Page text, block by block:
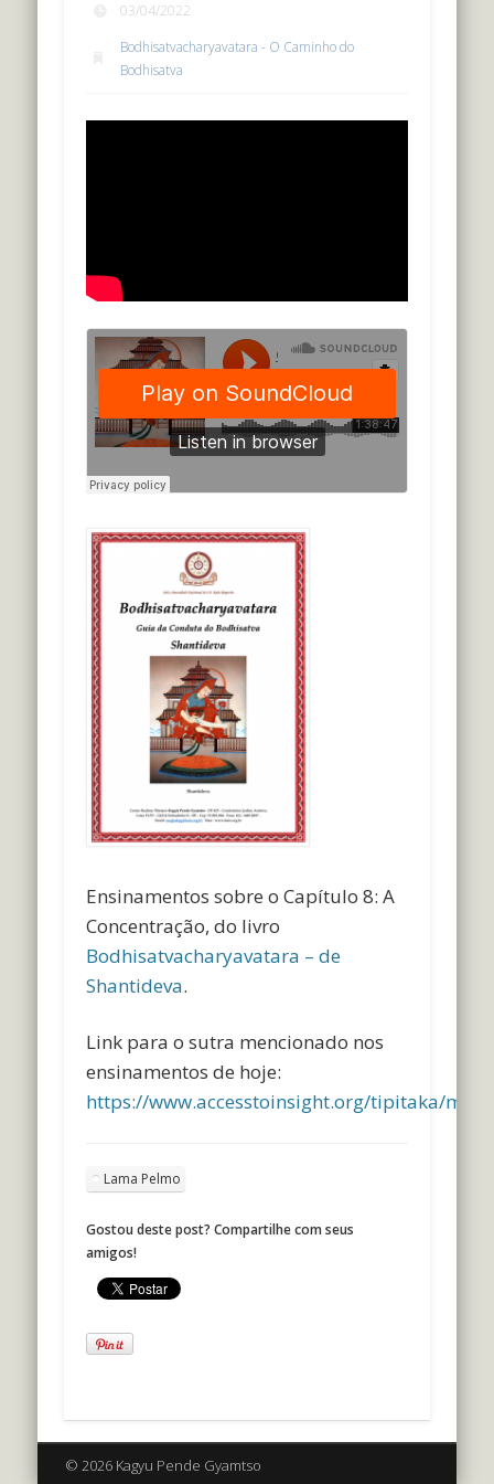
03/04/2022
Bodhisatvacharyavatara - O Caminho do
Bodhisatva
Ensinamentos sobre o Capítulo 8: A
Concentração, do livro
Bodhisatvacharyavatara – de
Shantideva.
Link para o sutra mencionado nos
ensinamentos de hoje:
https://www.accesstoinsight.org/tipitaka/mn/
Lama Pelmo
Gostou deste post? Compartilhe com seus
amigos!
© 2026 Kagyu Pende Gyamtso